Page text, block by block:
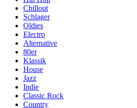
Chillout
Schlager
Oldies
Electro
Alternative
80er
Klassik
House
Jazz
Indie
Classic Rock
Country